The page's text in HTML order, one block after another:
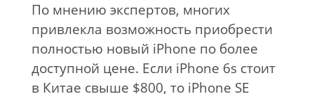
По мнению экспертов, многих
привлекла возможность приобрести
полностью новый iPhone по более
доступной цене. Если iPhone 6s стоит
в Китае свыше $800, то iPhone SE